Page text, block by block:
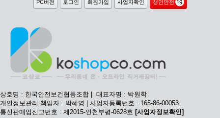
PC버전 로그인 회원가입 사업자확인 성인안전
상호명 : 한국안전보건협동조합 | 대표자명 : 박원학
개인정보관리 책임자 : 박혜영 | 사업자등록번호 : 165-86-00053
통신판매업신고번호 : 제2015-인천부평-0628호 [사업자정보확인]